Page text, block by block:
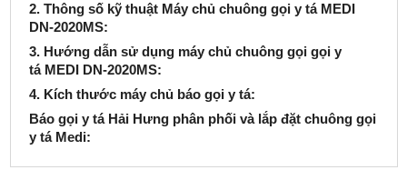
2. Thông số kỹ thuật Máy chủ chuông gọi y tá MEDI
DN-2020MS:​
3. Hướng dẫn sử dụng máy chủ chuông gọi gọi y
tá MEDI DN-2020MS:
4. Kích thước máy chủ báo gọi y tá:
Báo gọi y tá Hải Hưng phân phối và lắp đặt chuông gọi
y tá Medi: